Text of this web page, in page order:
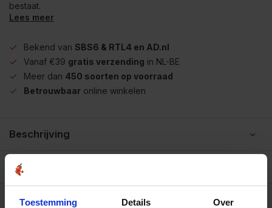
Toestemming Details Over
bestaat.
Lees meer
Bekend van SBS6 & RTL4 en AD.nl
Vanaf €39 gratis verzending in NL-BE
Meer dan 450 soorten op voorraad
Betrouwbaar online winkelen
Beschrijving
Reviews
Allergenen/voedingswaarden per 100 gram